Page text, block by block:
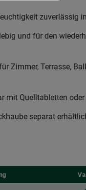
zuverlässig
und für den
Zimmer, Terrasse,
mit Quelltabletten
separat